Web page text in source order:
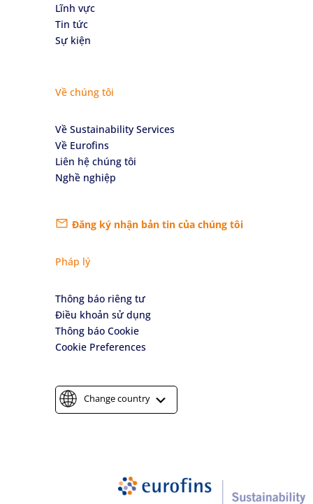
Lĩnh vực
Tin tức
Sự kiện
Về chúng tôi
Về Sustainability Services
Về Eurofins
Liên hệ chúng tôi
Nghề nghiệp
Đăng ký nhận bản tin của chúng tôi
Pháp lý
Thông báo riêng tư
Điều khoản sử dụng
Thông báo Cookie
Cookie Preferences
Change country